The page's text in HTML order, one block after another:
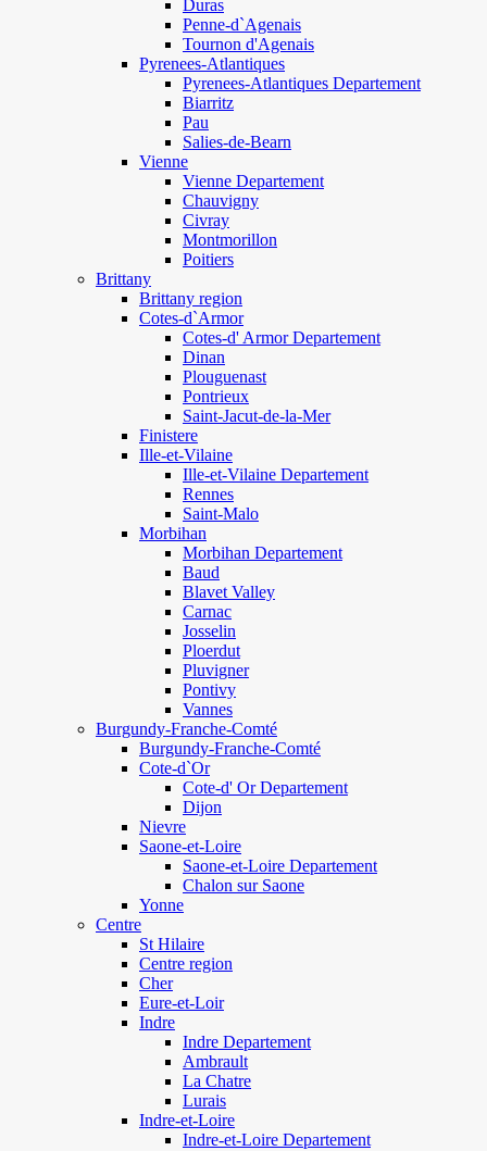
Duras
Penne-d`Agenais
Tournon d'Agenais
Pyrenees-Atlantiques
Pyrenees-Atlantiques Departement
Biarritz
Pau
Salies-de-Bearn
Vienne
Vienne Departement
Chauvigny
Civray
Montmorillon
Poitiers
Brittany
Brittany region
Cotes-d`Armor
Cotes-d' Armor Departement
Dinan
Plouguenast
Pontrieux
Saint-Jacut-de-la-Mer
Finistere
Ille-et-Vilaine
Ille-et-Vilaine Departement
Rennes
Saint-Malo
Morbihan
Morbihan Departement
Baud
Blavet Valley
Carnac
Josselin
Ploerdut
Pluvigner
Pontivy
Vannes
Burgundy-Franche-Comté
Burgundy-Franche-Comté
Cote-d`Or
Cote-d' Or Departement
Dijon
Nievre
Saone-et-Loire
Saone-et-Loire Departement
Chalon sur Saone
Yonne
Centre
St Hilaire
Centre region
Cher
Eure-et-Loir
Indre
Indre Departement
Ambrault
La Chatre
Lurais
Indre-et-Loire
Indre-et-Loire Departement